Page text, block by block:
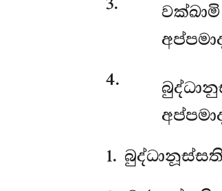
3. වක්ඛාමි
4.
1.